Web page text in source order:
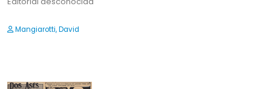
Mangiarotti, David